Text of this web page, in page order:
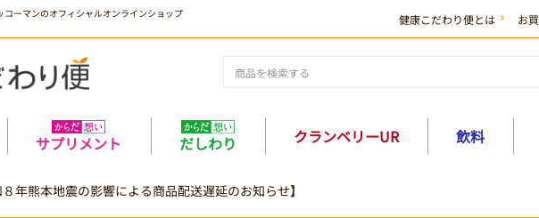
コーマンのオフィシャルオンラインショップ 健康こだわり便とは お
サプリメント だしわり クランベリーUR 飲料
８年熊本地震の影響による商品配送遅延のお知らせ】